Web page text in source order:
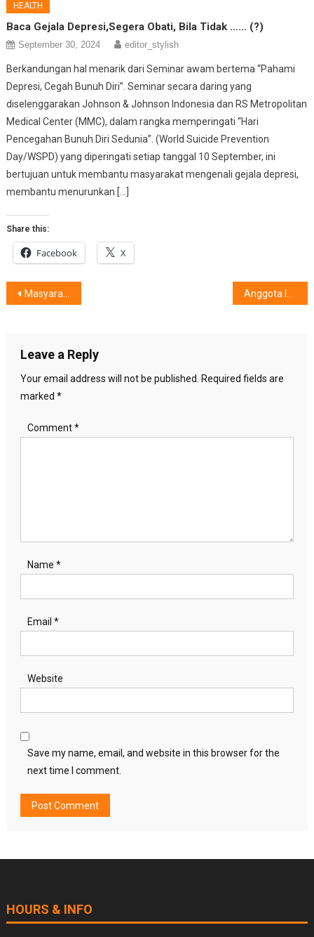
HEALTH
Baca Gejala Depresi,Segera Obati, Bila Tidak …… (?)
September 30, 2024 editor_stylish
Berkandungan hal menarik dari Seminar awam bertema “Pahami
Depresi, Cegah Bunuh Diri”. Seminar secara daring yang
diselenggarakan Johnson & Johnson Indonesia dan RS Metropolitan
Medical Center (MMC), dalam rangka memperingati “Hari
Pencegahan Bunuh Diri Sedunia”. (World Suicide Prevention
Day/WSPD) yang diperingati setiap tanggal 10 September, ini
bertujuan untuk membantu masyarakat mengenali gejala depresi,
membantu menurunkan […]
Share this:
Facebook X
Post
Masyarakat Semakin Peduli Kualitas Air Minum, AQUA Hadirkan Dispenser AWD-3A1SUBV
Leave a Reply
Your email address will not be published.
Required fields are
marked *
Comment*
Name *
Email *
Website
Save my name, email, and website in this browser for the
next time I comment.
HOURS & INFO